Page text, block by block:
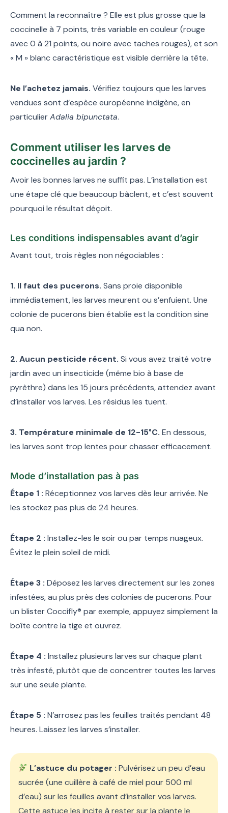
Comment la reconnaître ? Elle est plus grosse que la
coccinelle à 7 points, très variable en couleur (rouge
avec 0 à 21 points, ou noire avec taches rouges), et son
« M » blanc caractéristique est visible derrière la tête.
Ne l’achetez jamais. Vérifiez toujours que les larves
vendues sont d’espèce européenne indigène, en
particulierAdalia bipunctata.
Comment utiliser les larves de
coccinelles au jardin ?
Avoir les bonnes larves ne suffit pas. L’installation est
une étape clé que beaucoup bâclent, et c’est souvent
pourquoi le résultat déçoit.
Les conditions indispensables avant d’agir
Avant tout, trois règles non négociables :
1. Il faut des pucerons. Sans proie disponible
immédiatement, les larves meurent ou s’enfuient. Une
colonie de pucerons bien établie est la condition sine
qua non.
2. Aucun pesticide récent. Si vous avez traité votre
jardin avec un insecticide (même bio à base de
pyrèthre) dans les 15 jours précédents, attendez avant
d’installer vos larves. Les résidus les tuent.
3. Température minimale de 12-15°C. En dessous,
les larves sont trop lentes pour chasser efficacement.
Mode d’installation pas à pas
Étape 1 : Réceptionnez vos larves dès leur arrivée. Ne
les stockez pas plus de 24 heures.
Étape 2 : Installez-les le soir ou par temps nuageux.
Évitez le plein soleil de midi.
Étape 3 : Déposez les larves directement sur les zones
infestées, au plus près des colonies de pucerons. Pour
un blister Coccifly® par exemple, appuyez simplement la
boîte contre la tige et ouvrez.
Étape 4 : Installez plusieurs larves sur chaque plant
très infesté, plutôt que de concentrer toutes les larves
sur une seule plante.
Étape 5 : N’arrosez pas les feuilles traités pendant 48
heures. Laissez les larves s’installer.
L’astuce du potager : Pulvérisez un peu d’eau
sucrée (une cuillère à café de miel pour 500 ml
d’eau) sur les feuilles avant d’installer vos larves.